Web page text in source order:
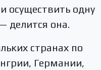
осуществить одну
делится она.
странах по
Германии,